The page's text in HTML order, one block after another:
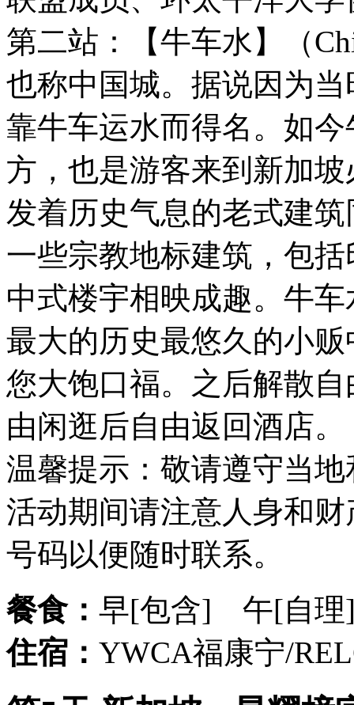
第二站：【牛车水】（
也称中国城。据说因为
靠牛车运水而得名。如
方，也是游客来到新加
发着历史气息的老式建
一些宗教地标建筑，包
中式楼宇相映成趣。牛
最大的历史最悠久的小
您大饱口福。之后解散
由闲逛后自由返回酒店。
温馨提示：敬请遵守当
活动期间请注意人身和
号码以便随时联系。
餐食： 早[包含] 午[自
住宿： YWCA福康宁/